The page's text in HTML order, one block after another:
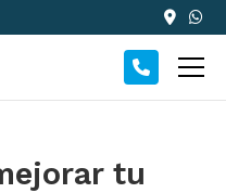
tu